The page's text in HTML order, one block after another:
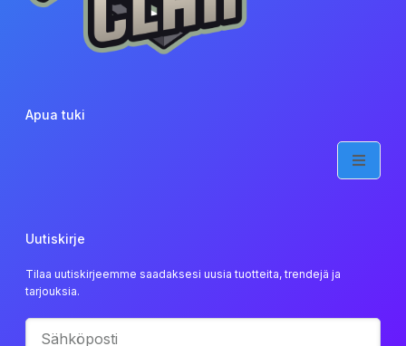
Apua tuki
Uutiskirje
Tilaa uutiskirjeemme saadaksesi uusia tuotteita, trendejä ja
tarjouksia.